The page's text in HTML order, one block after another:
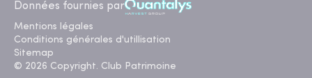
Données fournies par
Mentions légales
Conditions générales d'utillisation
Sitemap
© 2026 Copyright. Club Patrimoine